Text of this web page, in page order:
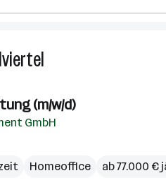
in
Waldviertel
(m/w/d)
GmbH
Homeoffice ab 77.000 €